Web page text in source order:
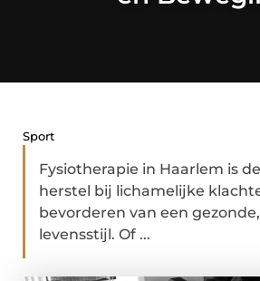
Sport
Fysiotherapie in Haarlem is
herstel bij lichamelijke
bevorderen van een
levensstijl. Of ...